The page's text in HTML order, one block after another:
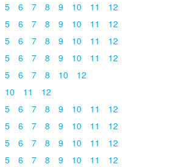
5 6 7 8 9 10 11
12
5 6 7 8 9 10 11
12
5 6 7 8 9 10 11
12
5 6 7 8 9 10 11
12
5 6 7 8 10
12
10 11
12
5 6 7 8 9 10 11
12
5 6 7 8 9 10 11
12
5 6 7 8 9 10 11
12
5 6 7 8 9 10 11
12